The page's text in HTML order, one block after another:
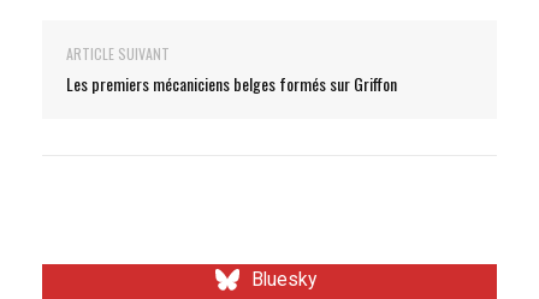
ARTICLE SUIVANT
Les premiers mécaniciens belges formés sur Griffon
Bluesky